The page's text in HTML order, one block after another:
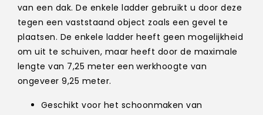
van een dak. De enkele ladder gebruikt u door deze
tegen een vaststaand object zoals een gevel te
plaatsen. De enkele ladder heeft geen mogelijkheid
om uit te schuiven, maar heeft door de maximale
lengte van 7,25 meter een werkhoogte van
ongeveer 9,25 meter.
Geschikt voor het schoonmaken van